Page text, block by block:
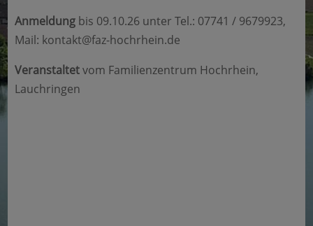
Anmeldung bis 09.10.26 unter Tel.: 07741 / 9679923,
Mail: kontakt@faz-hochrhein.de
Veranstaltetvom Familienzentrum Hochrhein,
Lauchringen